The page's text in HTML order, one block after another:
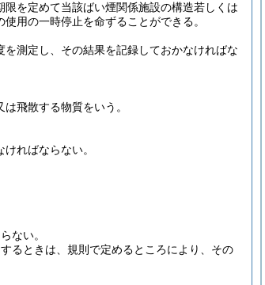
を定めて当該ばい煙関係施設の構造若しくは
用の一時停止を命ずることができる。
測定し、その結果を記録しておかなければな
飛散する物質をいう。
ればならない。
ない。
るときは、規則で定めるところにより、その